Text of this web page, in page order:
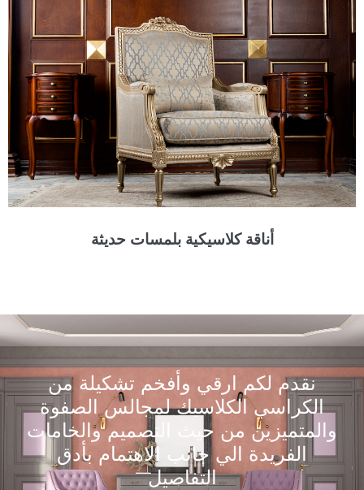
أناقة كلاسيكية بلمسات حديثة
نقدم لكم ارقي وأفخم تشكيلة من
الكراسي الكلاسيك لمجالس الصفوة
والمتميزين من حيث التصميم والخامات
الفريدة الي جانب الاهتمام بأدق
التفاصيل